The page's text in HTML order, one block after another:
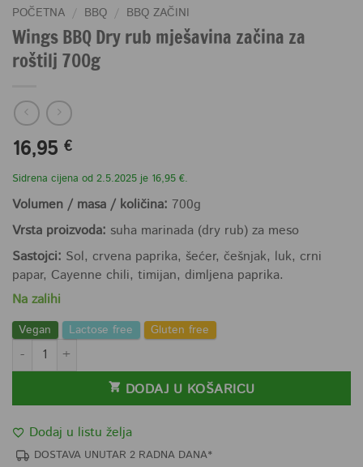
POČETNA / BBQ / BBQ ZAČINI
Wings BBQ Dry rub mješavina začina za
roštilj 700g
16,95 €
Sidrena cijena od 2.5.2025 je 16,95 €.
Volumen / masa / količina: 700g
Vrsta proizvoda: suha marinada (dry rub) za meso
Sastojci: Sol, crvena paprika, šećer, češnjak, luk, crni
papar, Cayenne chili, timijan, dimljena paprika.
Na zalihi
Vegan Lactose free
Gluten free
Wings BBQ Dry rub mješavina začina za roštilj 700g količina
DODAJ U KOŠARICU
Dodaj u listu želja
DOSTAVA UNUTAR 2 RADNA DANA*